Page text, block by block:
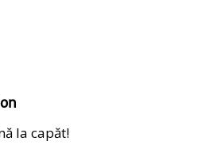
la capăt!